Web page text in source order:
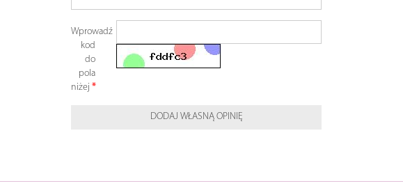
Wprowadź
kod
do
pola
niżej
DODAJ WŁASNĄ OPINIĘ